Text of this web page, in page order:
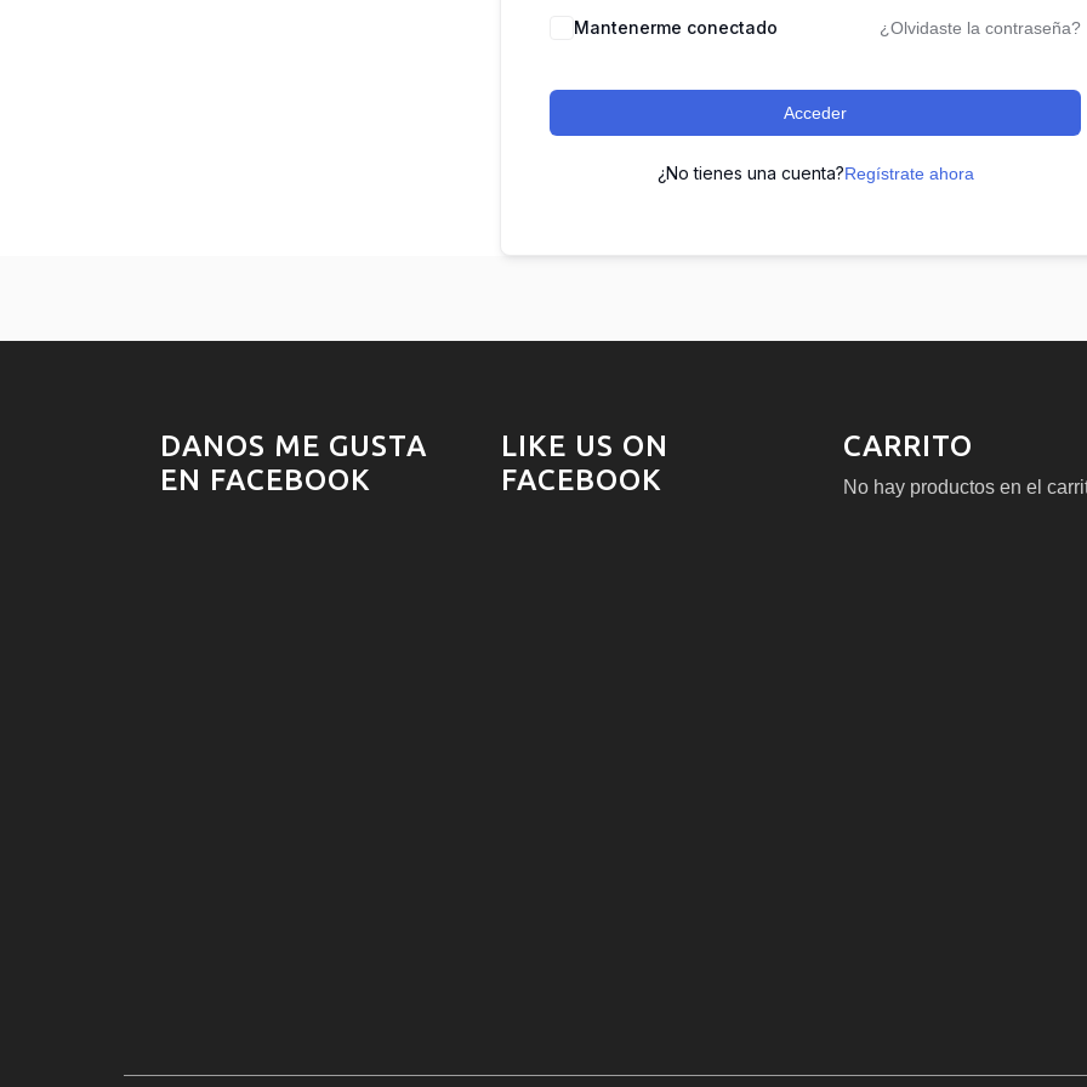
Mantenerme conectado ¿Olvidaste la contraseña?
Acceder
¿No tienes una cuenta?Regístrate ahora
DANOS ME GUSTA
EN FACEBOOK
LIKE US ON
FACEBOOK
CARRITO
No hay productos en el